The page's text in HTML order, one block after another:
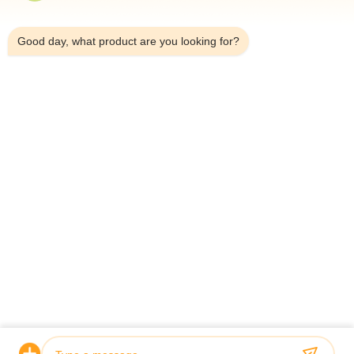
Politica sulla privacyCina Buona qualità Pesatrice multiteste Fornitore.
2020-2026 GUANGDONG TOUPACK INTELLIGENT EQUIPMENT CO., LTD
Good day, what product are you looking for?